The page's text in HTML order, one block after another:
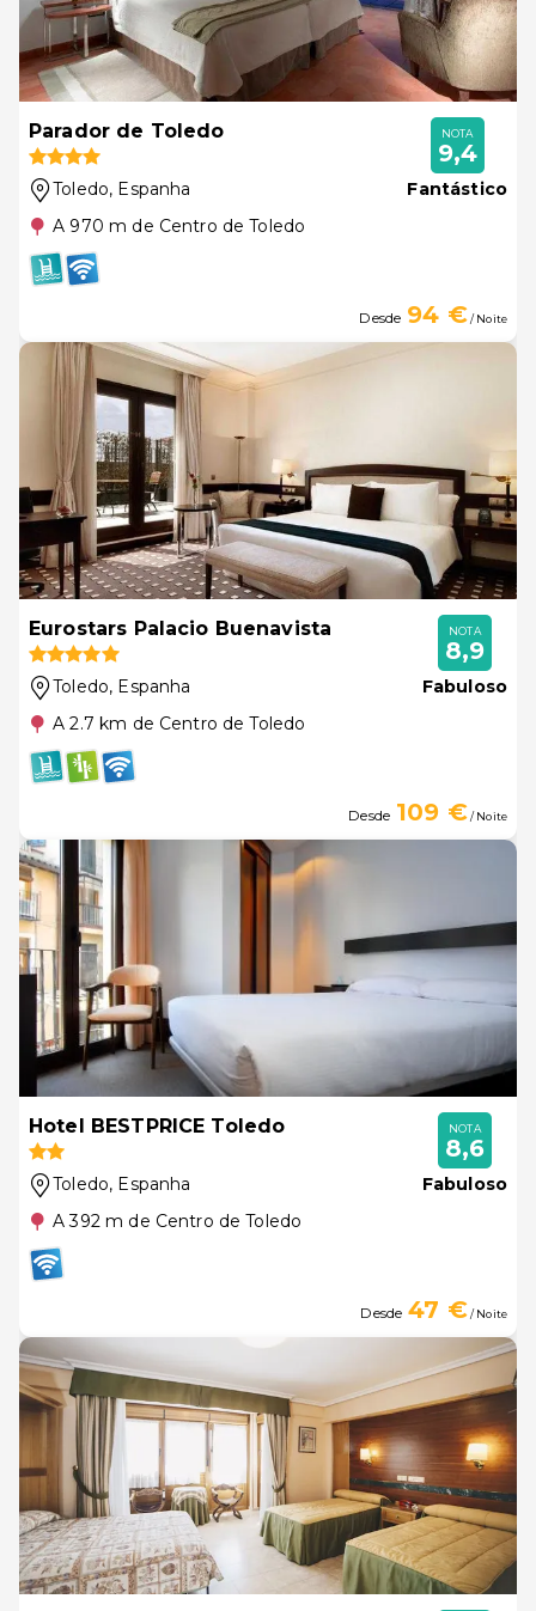
Parador de Toledo
Toledo, Espanha
A 970 m de Centro de Toledo
NOTA
9,4
Fantástico
Desde 94 €/ Noite
Eurostars Palacio Buenavista
Toledo, Espanha
A 2.7 km de Centro de Toledo
NOTA
8,9
Fabuloso
Desde 109 €/ Noite
Hotel BESTPRICE Toledo
Toledo, Espanha
A 392 m de Centro de Toledo
NOTA
8,6
Fabuloso
Desde 47 €/ Noite